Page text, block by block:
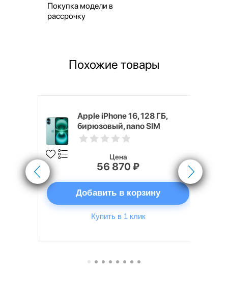
Покупка модели в
рассрочку
Похожие товары
Apple iPhone 16, 128 ГБ,
бирюзовый, nano SIM
Цена
56 870 ₽
Добавить в корзину
Купить в 1 клик